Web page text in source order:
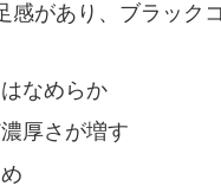
感があり、ブラック
なめらか
厚さが増す